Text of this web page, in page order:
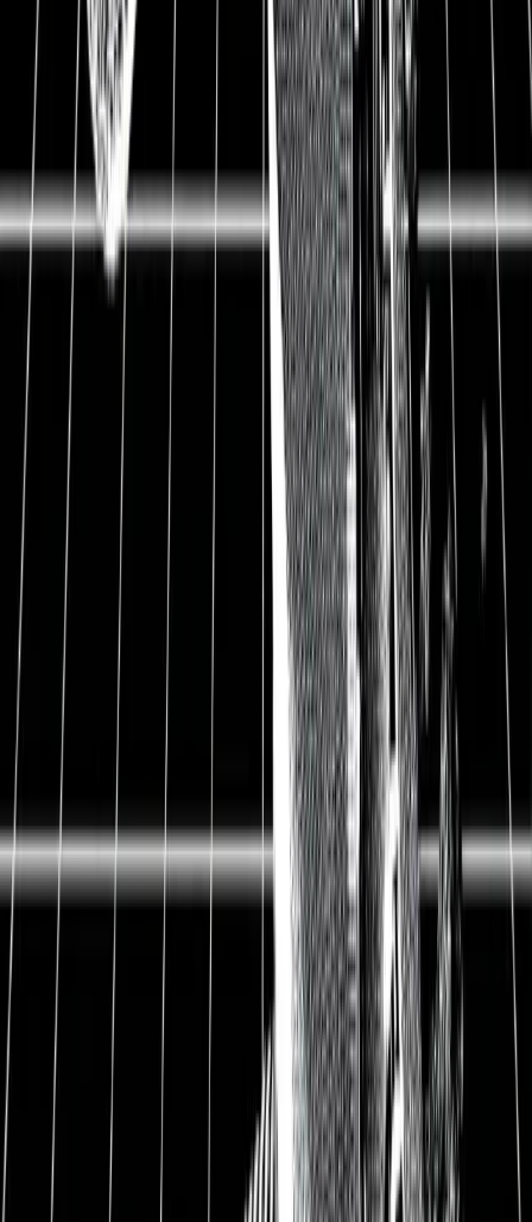
Juli, 2021
TeamViewer Aktie: Das ist heute passiert
TeamViewer Aktie: Das ist zu tun
Liebe Mitglieder von AlleAktien,
vor zwei Wochen (26.06.2021) erschien meine
Premium-Aktienanalyse zu TeamViewer beim Kurs
von 30 Euro, nach mehreren Wochen Recherche. In
der Analyse ging ich auf die Chancen und Risiken der
Fernwartungssoftware ein und TeamViewers Potential
im Bereich von AR- und IoT-Software. Mein Fazit
war, dass TeamViewer als Nummer-1-Lösung mit
hoher Kundenzufriedenheit aktuell eine gute Position
hat. Allerdings gibt es viele Herausforderer wie
AnyDesk und Splashtop, die vergleichbar gute
Lösungen haben. Gleichzeitig wird der technologische
Burggraben von TeamViewer immer geringer — die
Software wurde zu lange nicht aktiv weiterentwickelt.
Mein persönliches Fazit war deshalb, dass die Aktie
nur haltenswert ist. Zur vollständigen TeamViewer
Aktienanalyse geht es hier:
1 TeamViewer Aktie: Das ist heute
passiert
Heute ist die TeamViewer-Aktie um 13 % eingestürzt.
Es wurde ein offizieller TeamViewer Ausblick auf die
kommenden Quartalszahlen gegeben und die fallen
nicht gut aus. Es gibt zwei Effekte, die eine größere
Auswirkung haben:
Sponsoring-Verträge senken die Profitabilität.Einer
der Effekte ist das Sponsoring der Sportvereine